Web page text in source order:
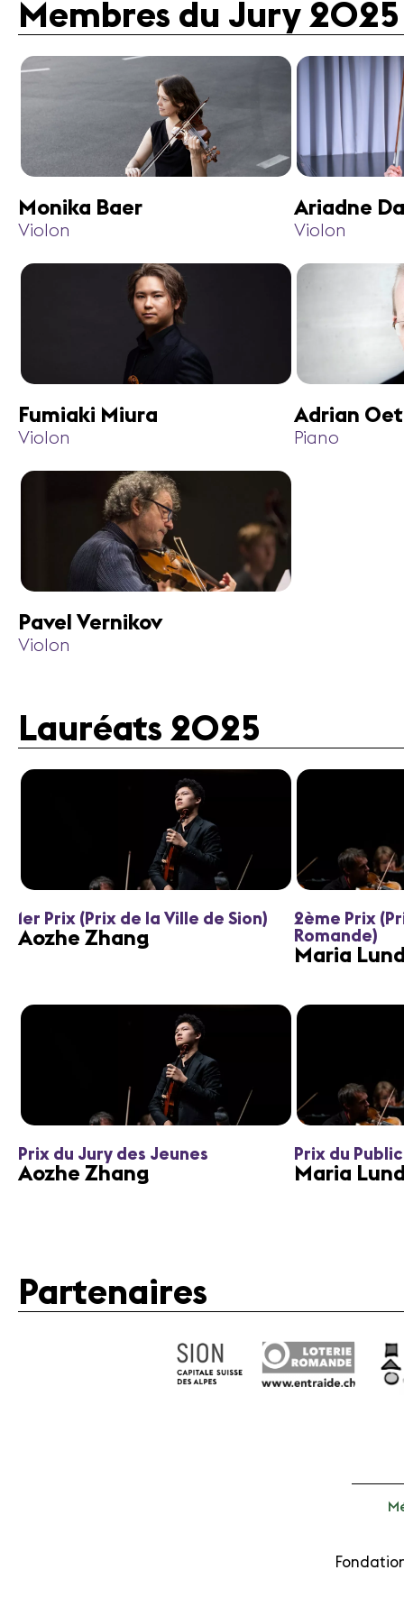
Membres du Jury 2025
Monika Baer
Violon
Ariadne
Violon
Fumiaki Miura
Violon
Adrian
Piano
Pavel Vernikov
Violon
Lauréats 2025
1er Prix (Prix de la Ville de Sion)
Aozhe Zhang
2ème Prix
Romande)
Maria
Prix du Jury des Jeunes
Aozhe Zhang
Prix du Public
Maria
Partenaires